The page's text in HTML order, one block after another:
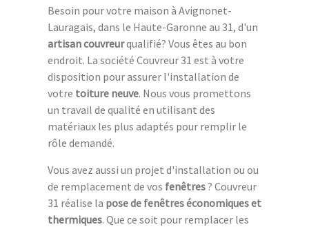
Besoin pour votre maison à Avignonet-
Lauragais, dans le Haute-Garonne au 31, d'un
artisan couvreurqualifié? Vous êtes au bon
endroit. La société Couvreur 31 est à votre
disposition pour assurer l'installation de
votre toiture neuve. Nous vous promettons
un travail de qualité en utilisant des
matériaux les plus adaptés pour remplir le
rôle demandé.
Vous avez aussi un projet d'installation ou ou
de remplacement de vos fenêtres? Couvreur
31 réalise la pose de fenêtres économiques et
thermiques. Que ce soit pour remplacer les